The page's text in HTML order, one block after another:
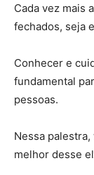
Cada vez mais
fechados, seja
Conhecer e
fundamental
pessoas.
Nessa
melhor desse